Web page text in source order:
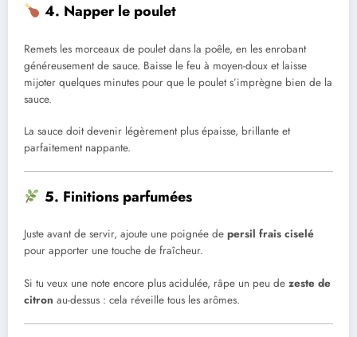
4. Napper le poulet
Remets les morceaux de poulet dans la poêle, en les enrobant
généreusement de sauce. Baisse le feu à moyen-doux et laisse
mijoter quelques minutes pour que le poulet s’imprègne bien de la
sauce.
La sauce doit devenir légèrement plus épaisse, brillante et
parfaitement nappante.
5. Finitions parfumées
Juste avant de servir, ajoute une poignée de persil frais ciselé
pour apporter une touche de fraîcheur.
Si tu veux une note encore plus acidulée, râpe un peu de zeste de
citron au-dessus : cela réveille tous les arômes.